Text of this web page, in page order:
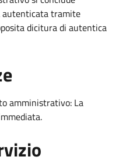
autenticata tramite
dicitura di autentica
amministrativo: La